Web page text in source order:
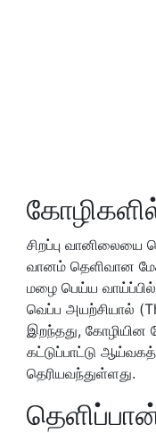
சிறப்பு வானிலையை
வானம் தெளிவான
மழை பெய்ய
வெப்ப அயற்சியால்
இறந்தது, கோழியின
கட்டுப்பாட்டு
தெரியவந்துள்ளது.